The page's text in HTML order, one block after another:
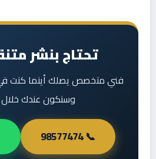
تحتاج بنشر
فني متخصص يصلك أينما كنت
وسنكون عندك
📞 98577474